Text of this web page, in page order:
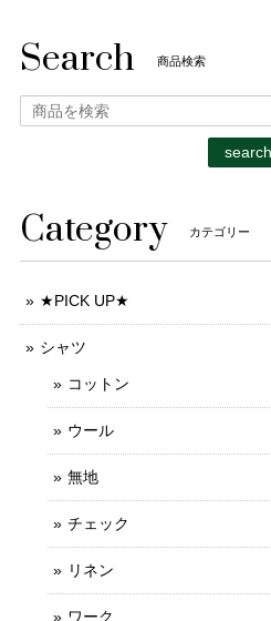
Search 商品検索
search
Category カテゴリー
★PICK UP★
シャツ
コットン
ウール
無地
チェック
リネン
ワーク